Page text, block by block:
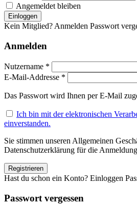
Angemeldet bleiben
Kein Mitglied? Anmelden Passwort
Anmelden
Nutzername *
E-Mail-Addresse *
Das Passwort wird Ihnen per E-Mail
Ich bin mit der elektronischen
einverstanden.
Sie stimmen unseren Allgemeinen
Datenschutzerklärung für die
Hast du schon ein Konto? Einloggen
Passwort vergessen